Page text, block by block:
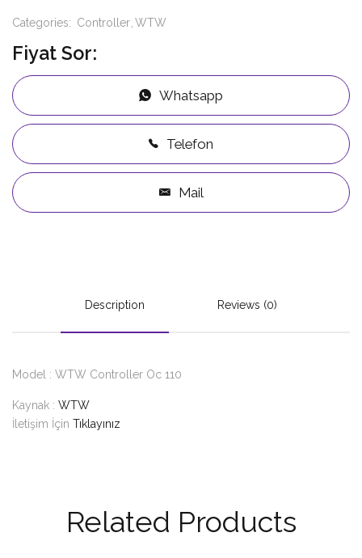
Categories: Controller WTW
Fiyat Sor:
Whatsapp
Telefon
Mail
Description Reviews (0)
Model : WTW Controller Oc 110
Kaynak : WTW
İletişim İçin Tıklayınız
Related Products